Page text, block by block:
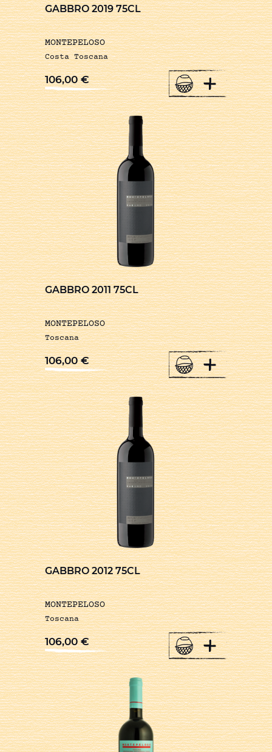
GABBRO 2019 75CL
MONTEPELOSO
Costa Toscana
106,00€ +
GABBRO 2011 75CL
MONTEPELOSO
Toscana
106,00€ +
GABBRO 2012 75CL
MONTEPELOSO
Toscana
106,00€ +